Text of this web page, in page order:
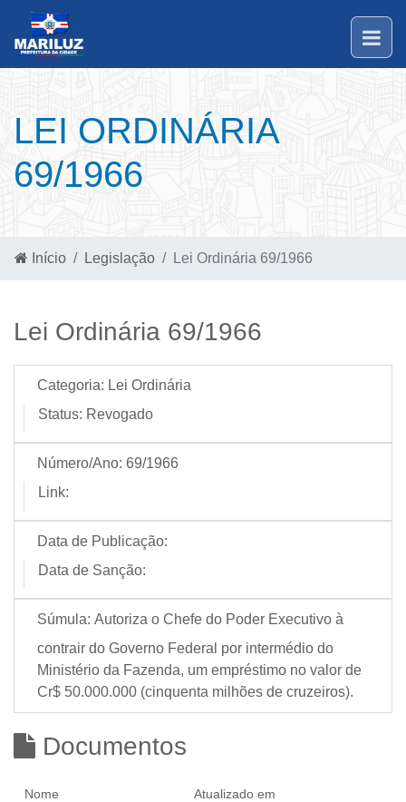
LEI ORDINÁRIA
69/1966
Início Legislação Lei Ordinária 69/1966
Lei Ordinária 69/1966
Categoria: Lei Ordinária
Status: Revogado
Número/Ano: 69/1966
Link:
Data de Publicação:
Data de Sanção:
Súmula: Autoriza o Chefe do Poder Executivo à
contrair do Governo Federal por intermédio do
Ministério da Fazenda, um empréstimo no valor de
Cr$ 50.000.000 (cinquenta milhões de cruzeiros).
Documentos
Nome Atualizado em